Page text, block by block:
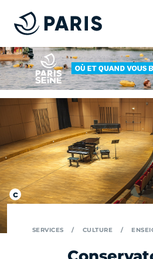
SERVICES CULTURE